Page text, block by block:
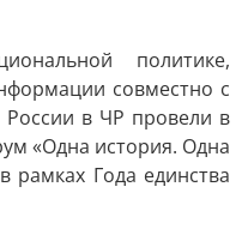
политике,
совместно с
в ЧР провели в
«Одна история. Одна
рамках Года единства